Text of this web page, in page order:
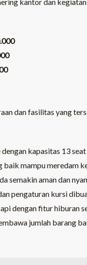
dan fasilitas yang
kapasitas 13
mampu meredam
semakin aman dan
pengaturan kursi
dengan fitur
jumlah barang